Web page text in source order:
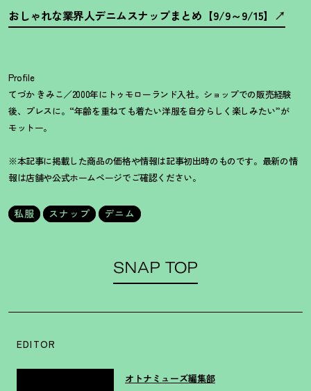
おしゃれな業界人デニムスナップまとめ【9/9～9/15】
Profile
てづか きみこ／2000年にトゥモローランド入社。ショップでの販売経験
後、プレスに。“年齢を重ねても着たい洋服を自分らしく楽しみたい”が
モットー。
※本記事に掲載した商品の価格や情報は記事初出時のものです。最新の情
報は店舗や公式ホームページでご確認ください。
私服 スナップ デニム
SNAP TOP
EDITOR
オトナミューズ編集部